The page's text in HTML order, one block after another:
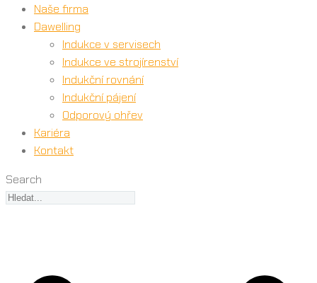
Naše firma
Dawelling
Indukce v servisech
Indukce ve strojírenství
Indukční rovnání
Indukční pájení
Odporový ohřev
Kariéra
Kontakt
Search